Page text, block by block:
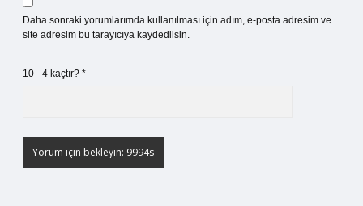
Daha sonraki yorumlarımda kullanılması için adım, e-posta adresim ve
site adresim bu tarayıcıya kaydedilsin.
10 - 4 kaçtır? *